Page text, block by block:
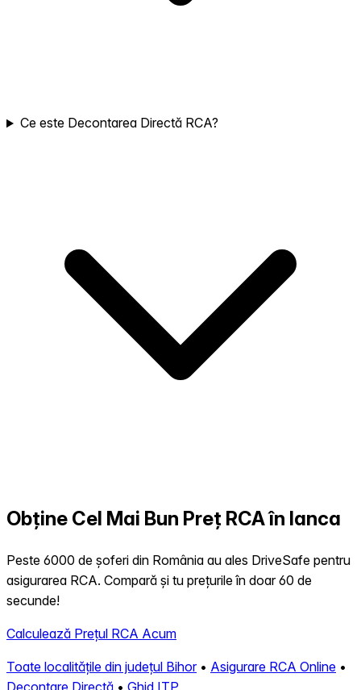
Ce este Decontarea Directă RCA?
Obține Cel Mai Bun Preț RCA în Ianca
Peste 6000 de șoferi din România au ales DriveSafe pentru
asigurarea RCA. Compară și tu prețurile în doar 60 de
secunde!
Calculează Prețul RCA Acum
Toate localitățile din județul Bihor• Asigurare RCA Online •